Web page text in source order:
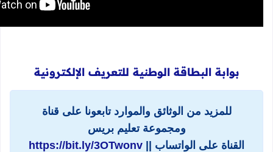
بوابة البطاقة الوطنية للتعريف الإلكترونية
للمزيد من الوثائق والموارد تابعونا على قناة
ومجموعة تعليم بريس
القناة على الواتساب || https://bit.ly/3OTwonv